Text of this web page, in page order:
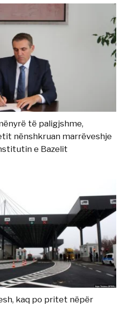
të paligjshme,
nënshkruan marrëveshje
e Bazelit
kaq po pritet nëpër